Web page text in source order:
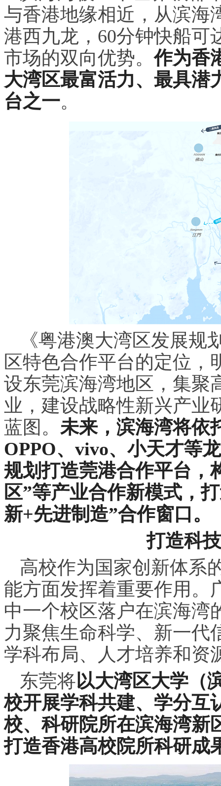
与香港地缘相近，从滨海
港西九龙，60分钟快船可
市场的双向优势。作为香
大湾区最富活力、最具潜
台之一。
《粤港澳大湾区发展
区特色合作平台的定位，
设东莞滨海湾地区，集聚
业，建设战略性新兴产业
蓝图。 未来，滨海湾将依
OPPO、vivo、小天才等
规划打造莞港合作平台，
区”等产业合作新模式，
新+先进制造”合作窗口。
打造科
高校作为国家创新体系
能方面发挥着重要作用。
中一个校区落户在滨海湾
力聚焦生命科学、新一代
学科布局、人才培养和资
东莞将以大湾区大学（
校开展学科共建、学分互
校、科研院所在滨海湾新
打造香港高校院所科研成